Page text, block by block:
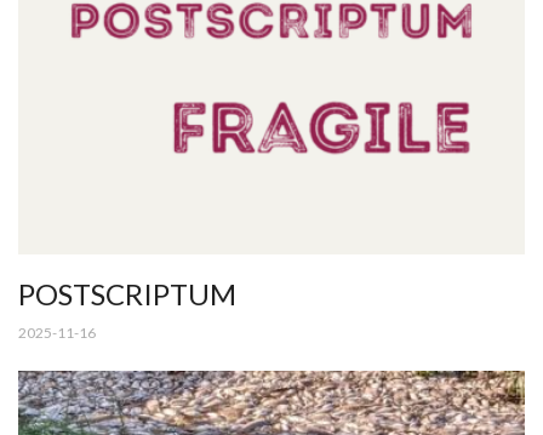
POSTSCRIPTUM
2025-11-16